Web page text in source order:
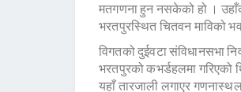
मतगणना हुन नसकेको हो ।
भरतपुरस्थित चितवन माविको
विगतको दुईवटा संविधानसभा
भरतपुरको कभर्डहलमा गरिएको
यहाँ तारजाली लगाएर